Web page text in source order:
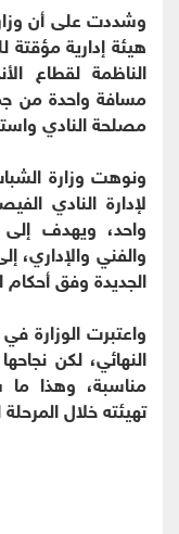
وشددت على أن
هيئة إدارية مؤقتة
الناظمة لقطاع
مسافة واحدة من
مصلحة النادي
ونوهت وزارة
لإدارة النادي
واحد، ويهدف إلى
والفني والإداري،
الجديدة وفق أحكام
واعتبرت الوزارة
النهائي، لكن
مناسبة، وهذا ما
تهيئته خلال